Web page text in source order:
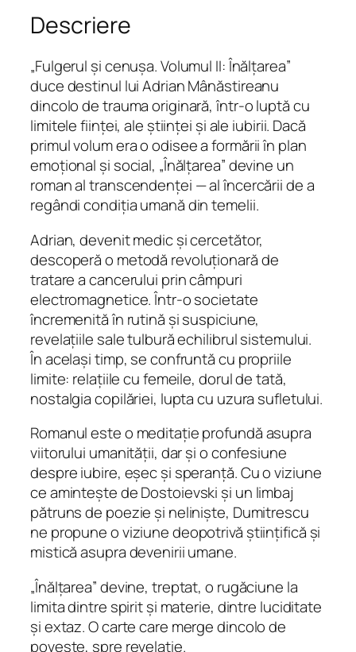
l
g
e
r
u
l
ș
i
c
e
u
ș
a
.
V
o
l
u
m
l
I
I
Descriere
„Fulgerul și cenușa. Volumul II: Înălțarea”
duce destinul lui Adrian Mânăstireanu
dincolo de trauma originară, într-o luptă cu
limitele ființei, ale științei și ale iubirii. Dacă
primul volum era o odisee a formării în plan
emoțional și social, „Înălțarea” devine un
roman al transcendenței — al încercării de a
regândi condiția umană din temelii.
Adrian, devenit medic și cercetător,
descoperă o metodă revoluționară de
tratare a cancerului prin câmpuri
electromagnetice. Într-o societate
încremenită în rutină și suspiciune,
revelațiile sale tulbură echilibrul sistemului.
În același timp, se confruntă cu propriile
limite: relațiile cu femeile, dorul de tată,
nostalgia copilăriei, lupta cu uzura sufletului.
Romanul este o meditație profundă asupra
viitorului umanității, dar și o confesiune
despre iubire, eșec și speranță. Cu o viziune
ce amintește de Dostoievski și un limbaj
pătruns de poezie și neliniște, Dumitrescu
ne propune o viziune deopotrivă științifică și
mistică asupra devenirii umane.
„Înălțarea” devine, treptat, o rugăciune la
limita dintre spirit și materie, dintre luciditate
și extaz. O carte care merge dincolo de
poveste, spre revelație.